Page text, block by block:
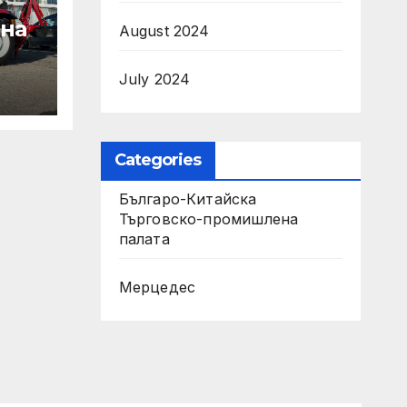
August 2024
July 2024
Categories
Българо-Китайска
Търговско-промишлена
палaта
Мерцедес